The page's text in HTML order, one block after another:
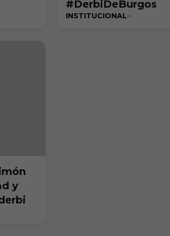
#DerbiDeBurgos
INSTITUCIONAL
y